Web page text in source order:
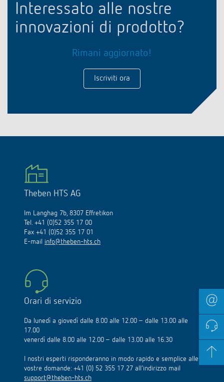
Interessato alle nostre
innovazioni di prodotto?
Rimani aggiornato!
Iscriviti ora
Theben HTS AG
Im Langhag 7b, 8307 Effretikon
Tel. +41 (0)52 355 17 00
Fax +41 (0)52 355 17 01
E-mail info@theben-hts.ch
Orari di servizio
Da lunedì a giovedì dalle 8.00 alle 12.00 – dalle 13.00 alle
17.00
venerdì dalle 8.00 alle 12.00 – dalle 13.00 alle 16.30
I nostri esperti risponderanno in modo rapido e semplice alle
vostre domande: +41 (0) 52 355 17 27 all’indirizzo mail
support@theben-hts.ch